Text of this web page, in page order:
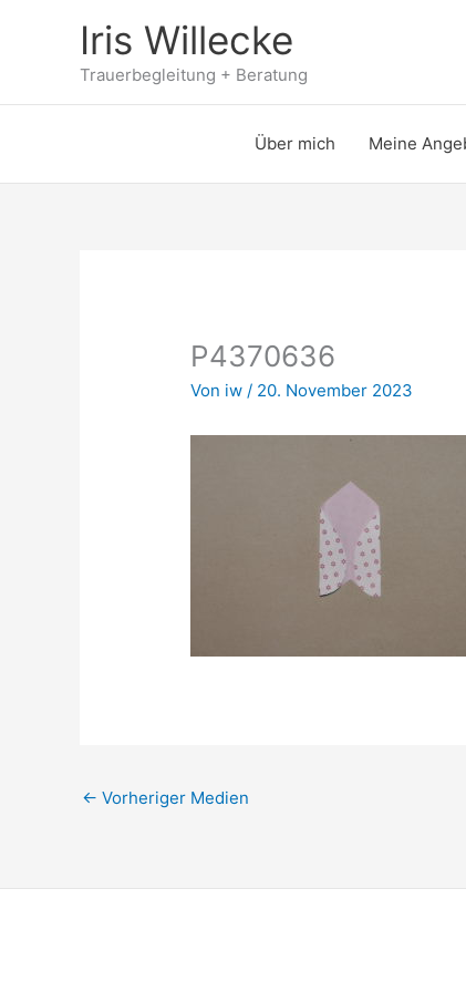
Iris Willecke
Trauerbegleitung + Beratung
Über mich Meine
P4370636
Von iw/ 20. November 2023
← Vorheriger Medien